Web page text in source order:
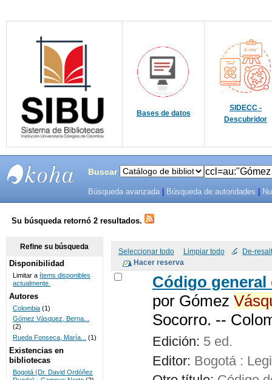
Bases de datos
SIDECC -
Descubridor
SISTEMAS
DE
BIBLIOTECAS
UNICOC
Buscar
Búsqueda avanzada Búsqueda de autoridades
Su búsqueda retornó 2 resultados.
Seleccionar todo Limpiar todo De-
Código general
por Gómez
Socorro. --
Edición: 5 ed.
Editor: Bogotá :
Refine su búsqueda
Disponibilidad
Limitar a ítems disponibles
actualmente.
Autores
Colombia (1)
Gómez Vásquez, Berna...
(2)
Rueda Fonseca, María...
(1)
Existencias en
bibliotecas
Bogotá (Dr. David Ordóñez